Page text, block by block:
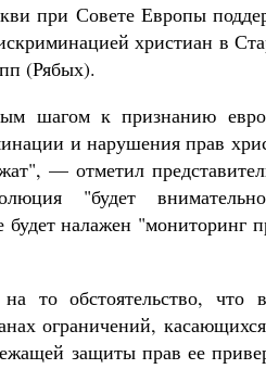
при Совете Европы
христиан в
(Рябых).
шагом к признанию
и нарушения прав
— отметил
"будет
налажен "мониторинг
то обстоятельство, что
ограничений,
защиты прав ее